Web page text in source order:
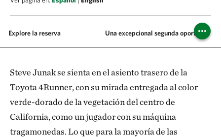
Explore la reserva Una excepcional segunda oportunidad
Steve Junak se sienta en el asiento trasero de la
Toyota 4Runner, con su mirada entregada al color
verde-dorado de la vegetación del centro de
California, como un jugador con su máquina
tragamonedas. Lo que para la mayoría de las